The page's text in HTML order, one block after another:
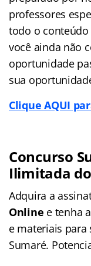
professores
todo o
você ainda não
oportunidade
sua
Clique AQUI
Concurso
Ilimitada
Adquira a
Online e tenha
e materiais para
Sumaré.